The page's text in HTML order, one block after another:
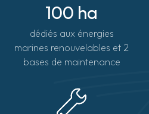
100 ha
dédiés aux énergies
marines renouvelables et 2
bases de maintenance